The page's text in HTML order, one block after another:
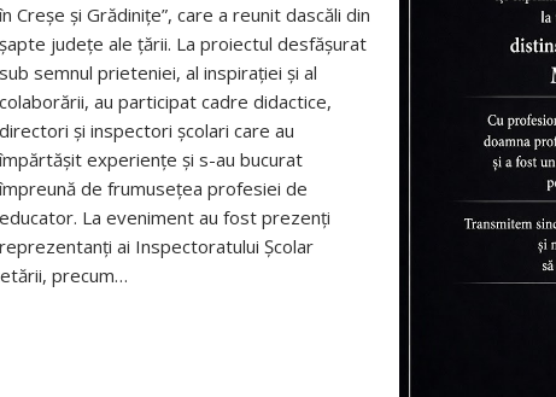
în Creșe și Grădinițe”, care a reunit dascăli din
șapte județe ale țării. La proiectul desfășurat
sub semnul prieteniei, al inspirației și al
colaborării, au participat cadre didactice,
directori și inspectori școlari care au
împărtășit experiențe și s-au bucurat
împreună de frumusețea profesiei de
educator. La eveniment au fost prezenți
reprezentanți ai Inspectoratului Școlar
precum…